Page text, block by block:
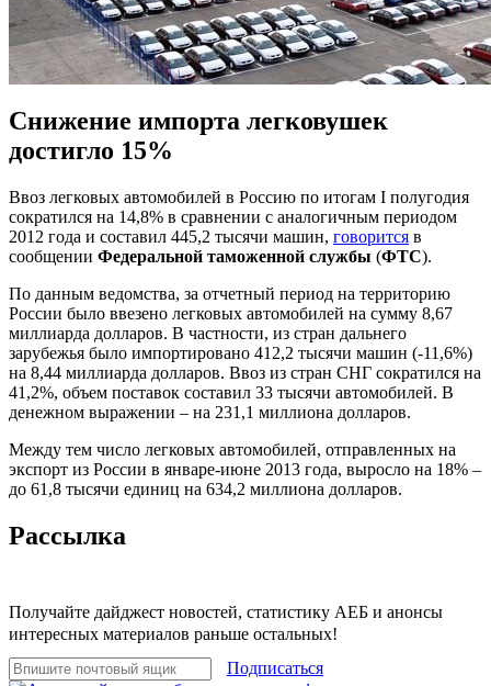
Снижение импорта легковушек
достигло 15%
Ввоз легковых автомобилей в Россию по итогам I полугодия
сократился на 14,8% в сравнении с аналогичным периодом
2012 года и составил 445,2 тысячи машин, говорится в
сообщении Федеральной таможенной службы (ФТС).
По данным ведомства, за отчетный период на территорию
России было ввезено легковых автомобилей на сумму 8,67
миллиарда долларов. В частности, из стран дальнего
зарубежья было импортировано 412,2 тысячи машин (-11,6%)
на 8,44 миллиарда долларов. Ввоз из стран СНГ сократился на
41,2%, объем поставок составил 33 тысячи автомобилей. В
денежном выражении – на 231,1 миллиона долларов.
Между тем число легковых автомобилей, отправленных на
экспорт из России в январе-июне 2013 года, выросло на 18% –
до 61,8 тысячи единиц на 634,2 миллиона долларов.
Рассылка
Получайте дайджест новостей, статистику АЕБ и анонсы
интересных материалов раньше остальных!
Подписаться